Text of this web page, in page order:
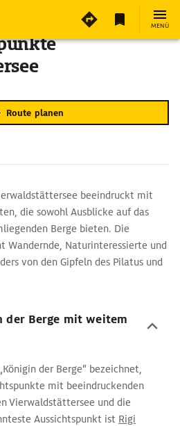
MENÜ
Route planen
beeindruckt mit
die sowohl Ausblicke auf das
Berge bieten. Die
Wandernde, Naturinteressierte und
von den Gipfeln des Pilatus und
der Berge mit weitem
der Berge“ bezeichnet,
mit beeindruckenden
Vierwaldstättersee und die
Aussichtspunkt ist Rigi